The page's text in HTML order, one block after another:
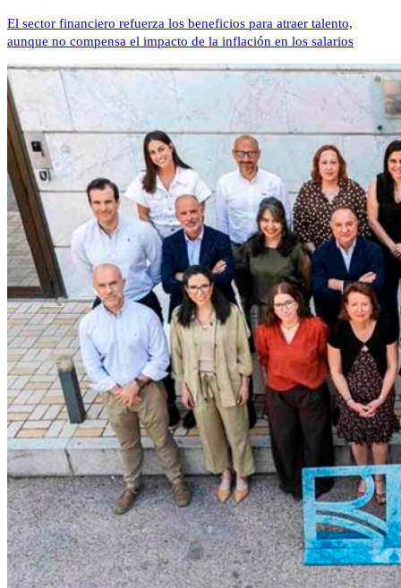
El sector financiero refuerza los beneficios para atraer talento,
aunque no compensa el impacto de la inflación en los salarios